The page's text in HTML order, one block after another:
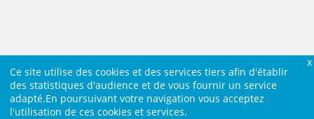
Ce site utilise des cookies et des services tiers afin d'établir
des statistiques d'audience et de vous fournir un service
adapté.En poursuivant votre navigation vous acceptez
l'utilisation de ces cookies et services.